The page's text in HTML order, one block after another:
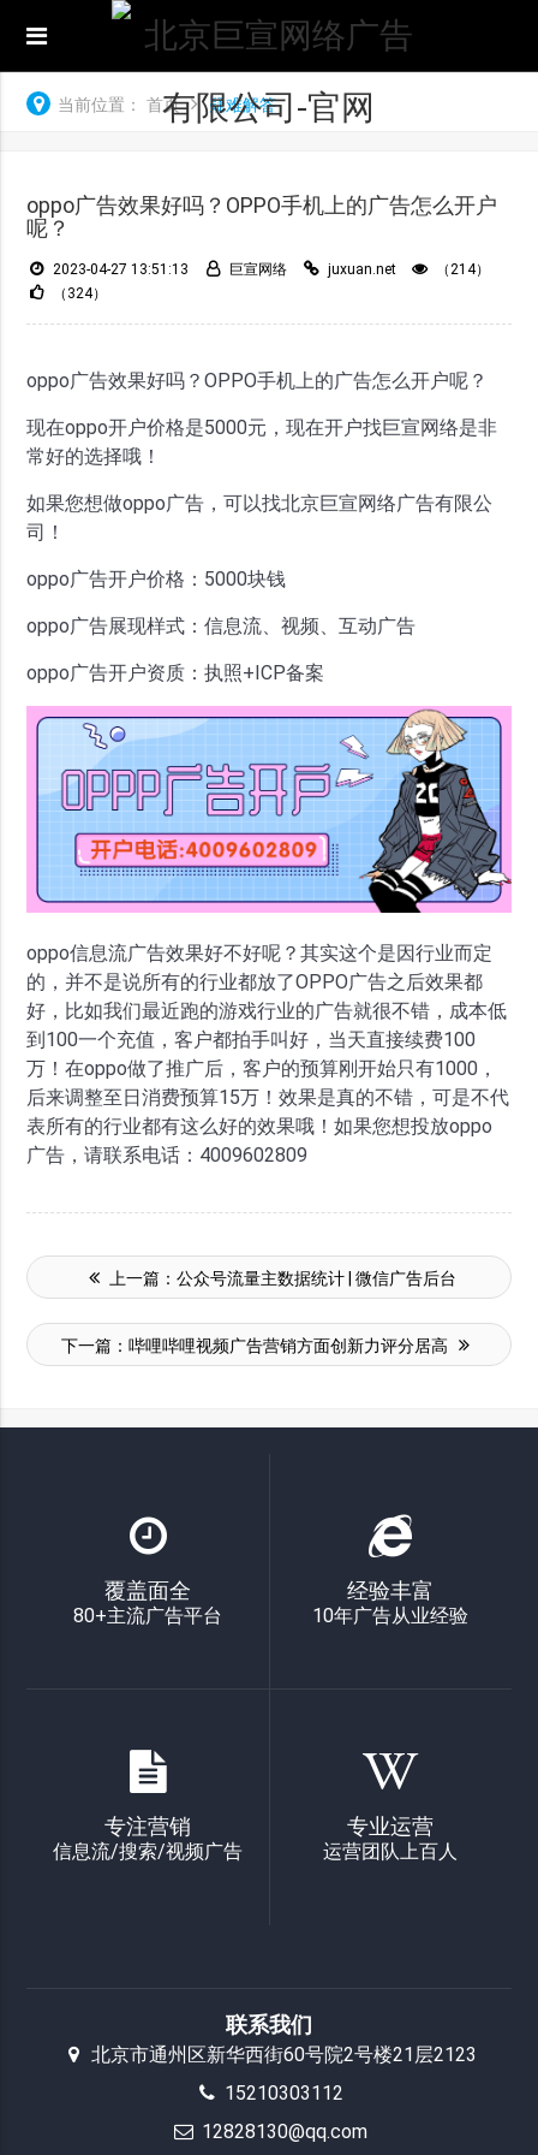
当前位置： 首页 疑难解答
oppo广告效果好吗？OPPO手机上的广告怎么开户
呢？
2023-04-27 13:51:13 巨宣网络 juxuan.net
（214）
（324）
oppo广告效果好吗？OPPO手机上的广告怎么开户呢？
现在oppo开户价格是5000元，现在开户找巨宣网络是非
常好的选择哦！
如果您想做oppo广告，可以找北京巨宣网络广告有限公
司！
oppo广告开户价格：5000块钱
oppo广告展现样式：信息流、视频、互动广告
oppo广告开户资质：执照+ICP备案
oppo信息流广告效果好不好呢？其实这个是因行业而定
的，并不是说所有的行业都放了OPPO广告之后效果都
好，比如我们最近跑的游戏行业的广告就很不错，成本低
到100一个充值，客户都拍手叫好，当天直接续费100
万！在oppo做了推广后，客户的预算刚开始只有1000，
后来调整至日消费预算15万！效果是真的不错，可是不代
表所有的行业都有这么好的效果哦！如果您想投放oppo
广告，请联系电话：4009602809
上一篇：公众号流量主数据统计 | 微信广告后台
下一篇：哔哩哔哩视频广告营销方面创新力评分居高
覆盖面全
80+主流广告平台
经验丰富
10年广告从业经验
专注营销
信息流/搜索/视频广告
专业运营
运营团队上百人
联系我们
北京市通州区新华西街60号院2号楼21层2123
15210303112
12828130@qq.com